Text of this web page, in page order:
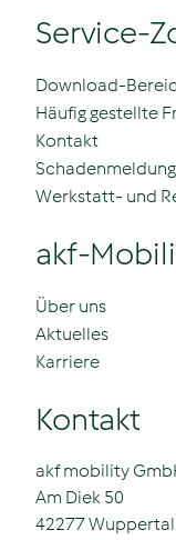
Service-
Download-
Häufig gestellte
Kontakt
Schadenmeldung
Werkstatt- und
akf-
Über uns
Aktuelles
Karriere
Kontakt
akf mobility
Am Diek 50
42277 Wuppertal